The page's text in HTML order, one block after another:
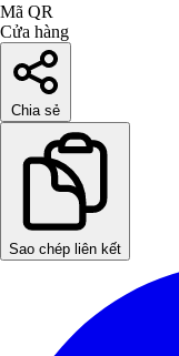
Mã QR
Cửa hàng
Chia sẻ
Sao chép liên kết